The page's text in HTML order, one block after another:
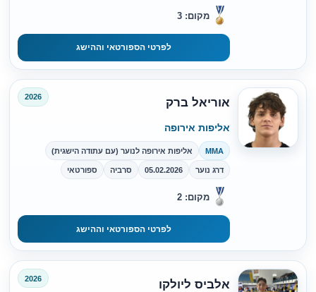
מקום: 3
לפרטי הספורטאי וההישג
אוריאל ברק 2026
אליפות אירופה
MMA אליפות אירופה לנוער (עם עתודה הישגית)
דרג נוער 05.02.2026 סרביה ספורטאי
מקום: 2
לפרטי הספורטאי וההישג
אלביס ליולקו 2026